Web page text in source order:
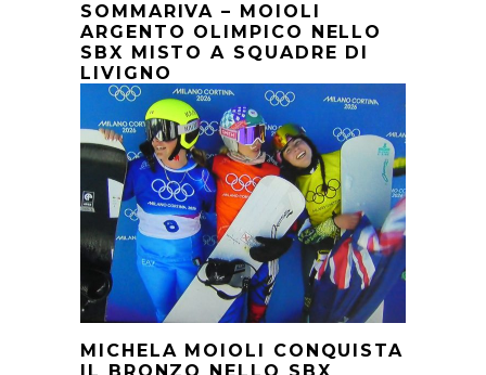
SOMMARIVA – MOIOLI
ARGENTO OLIMPICO NELLO
SBX MISTO A SQUADRE DI
LIVIGNO
MICHELA MOIOLI CONQUISTA